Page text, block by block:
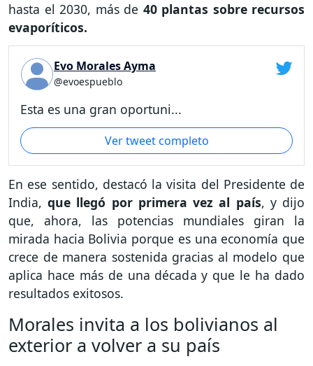
hasta el 2030, más de 40 plantas sobre recursos
evaporíticos.
Evo Morales Ayma
@evoespueblo
Esta es una gran oportuni...
Ver tweet completo
En ese sentido, destacó la visita del Presidente de
India,que llegó por primera vez al país, y dijo
que, ahora, las potencias mundiales giran la
mirada hacia Bolivia porque es una economía que
crece de manera sostenida gracias al modelo que
aplica hace más de una década y que le ha dado
resultados exitosos.
Morales invita a los bolivianos al
exterior a volver a su país